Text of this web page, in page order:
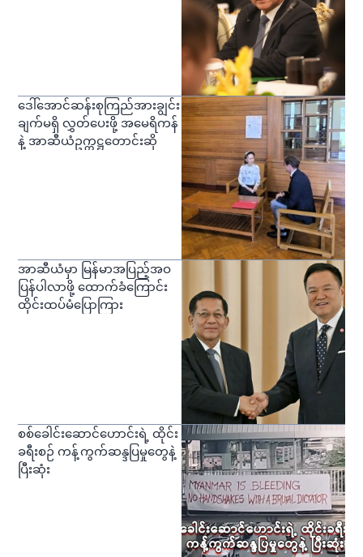
ဒေါ်အောင်ဆန်းစုကြည်အားချွင်း
ချက်မရှိ လွှတ်ပေးဖို့ အမေရိကန်
နဲ့ အာဆီယံဥက္ကဋ္ဌတောင်းဆို
အာဆီယံမှာ မြန်မာအပြည့်အဝ
ပြန်ပါလာဖို့ ထောက်ခံကြောင်း
ထိုင်းထပ်မံပြောကြား
စစ်ခေါင်းဆောင်ဟောင်းရဲ့ ထိုင်း
ခရီးစဉ် ကန့်ကွက်ဆန္ဒပြမှုတွေနဲ့
ပြီးဆုံး